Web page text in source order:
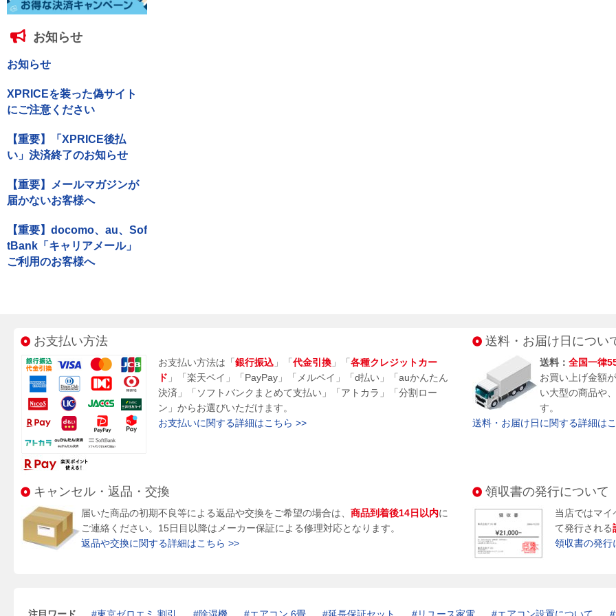
お知らせ
お知らせ
XPRICEを装った偽サイト
にご注意ください
【重要】「XPRICE後払
い」決済終了のお知らせ
【重要】メールマガジンが
届かないお客様へ
【重要】docomo、au、Sof
tBank「キャリアメール」
ご利用のお客様へ
お支払い方法
お支払い方法は「 銀行振込 」「 代金引換 」「 各種クレジットカー
ド 」「楽天ペイ」「PayPay」「メルペイ」「d払い」「auかんたん
決済」「ソフトバンクまとめて支払い」「アトカラ」「分割ロー
ン」からお選びいただけます。
お支払いに関する詳細はこちら >>
送料・お届け日につい
送料： 全国一律
お買い上げ金額
い大型の商品や
す。
送料・お届け日に関する詳細は
キャンセル・返品・交換
届いた商品の初期不良等による返品や交換をご希望の場合は、 商品到着後14日以内に
ご連絡ください。15日目以降はメーカー保証による修理対応となります。
返品や交換に関する詳細はこちら >>
領収書の発行について
当店ではマイ
て発行される
領収書の発行